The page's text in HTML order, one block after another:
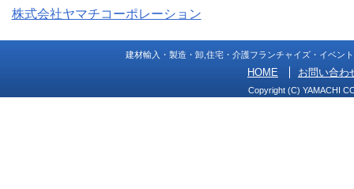
株式会社ヤマチコーポレーション
建材輸入・製造・卸,住宅・介護フランチャイズ・イベン
HOME お問い合わ
Copyright (C) YAMACHI